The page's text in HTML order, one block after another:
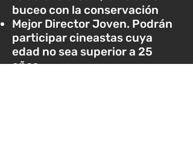
buceo con la conservación
Mejor Director Joven. Podrán
participar cineastas cuya
edad no sea superior a 25
años.